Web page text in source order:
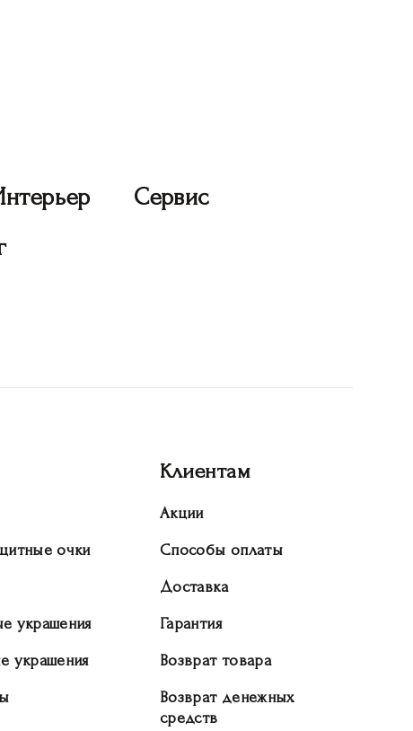
Сервис
очки
украшения
украшения
Клиентам
Акции
Способы оплаты
Доставка
Гарантия
Возврат товара
Возврат денежных
средств